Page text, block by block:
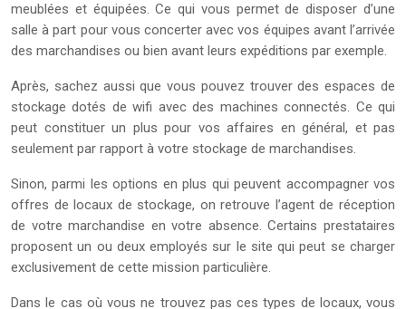
meublées et équipées. Ce qui vous permet de disposer d’une
salle à part pour vous concerter avec vos équipes avant l’arrivée
des marchandises ou bien avant leurs expéditions par exemple.
Après, sachez aussi que vous pouvez trouver des espaces de
stockage dotés de wifi avec des machines connectés. Ce qui
peut constituer un plus pour vos affaires en général, et pas
seulement par rapport à votre stockage de marchandises.
Sinon, parmi les options en plus qui peuvent accompagner vos
offres de locaux de stockage, on retrouve l’agent de réception
de votre marchandise en votre absence. Certains prestataires
proposent un ou deux employés sur le site qui peut se charger
exclusivement de cette mission particulière.
Dans le cas où vous ne trouvez pas ces types de locaux, vous